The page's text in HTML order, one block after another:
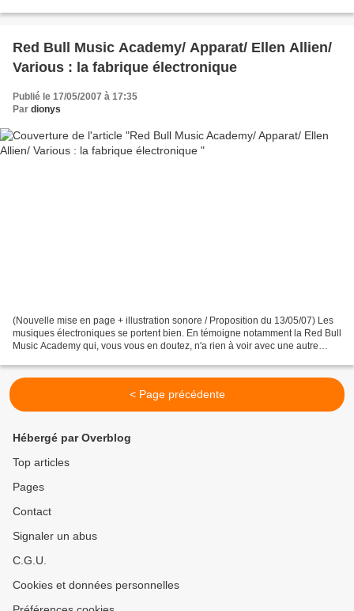
Red Bull Music Academy/ Apparat/ Ellen Allien/
Various : la fabrique électronique
Publié le 17/05/2007 à 17:35
Par dionys
(Nouvelle mise en page + illustration sonore / Proposition du 13/05/07) Les
musiques électroniques se portent bien. En témoigne notamment la Red Bull
Music Academy qui, vous vous en doutez, n'a rien à voir avec une autre
< Page précédente
Hébergé par Overblog
Top articles
Pages
Contact
Signaler un abus
C.G.U.
Cookies et données personnelles